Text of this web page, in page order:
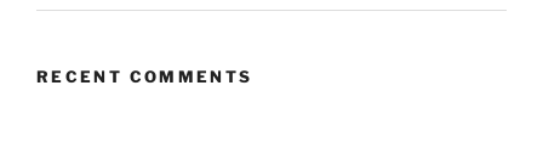
RECENT COMMENTS